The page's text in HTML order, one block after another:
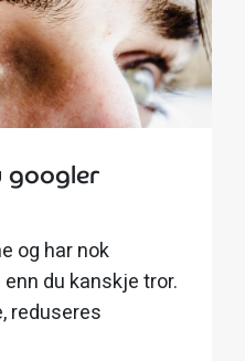
googler
og har nok
du kanskje tror.
reduseres